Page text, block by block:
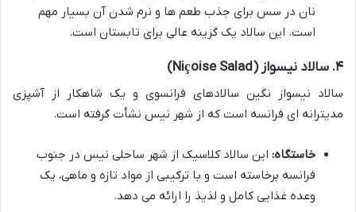
نان در سس برای جذب طعم ها و نرم شدن آن بسیار مهم
است. این سالاد یک گزینه عالی برای تابستان است.
۴. سالاد نیسواز (Niçoise Salad)
سالاد نیسواز نگین سالادهای فرانسوی و یک شاهکار از آشپزی
مدیترانه ای فرانسه است که از شهر نیس نشأت گرفته است.
خاستگاه: این سالاد کلاسیک از شهر ساحلی نیس در جنوب
فرانسه برخاسته است و با ترکیبی از مواد تازه و ماهی، یک
وعده غذایی کامل و لذیذ را ارائه می دهد.